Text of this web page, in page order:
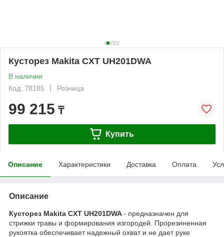
Кусторез Makita CXT UH201DWA
В наличии
Код: 78185
Розница
99 215 ₸
Купить
Описание Характеристики Доставка Оплата
Описание
Кусторез Makita CXT UH201DWA- предназначен для
стрижки травы и формирования изгородей. Прорезиненная
рукоятка обеспечивает надежный охват и не дает руке